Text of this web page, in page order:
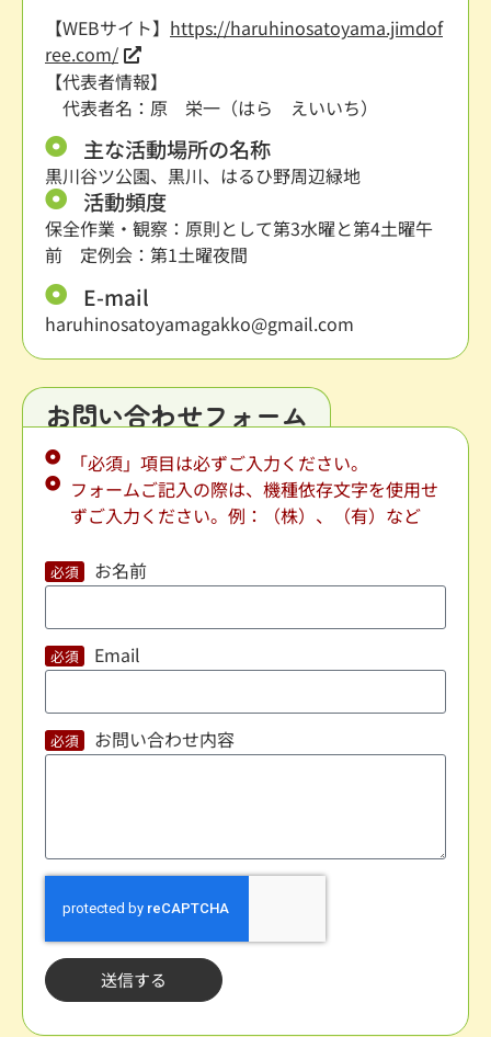
【WEBサイト】 https://haruhinosatoyama.jimdof
ree.com/
【代表者情報】
代表者名：原 栄一（はら えいいち）
主な活動場所の名称
黒川谷ツ公園、黒川、はるひ野周辺緑地
活動頻度
保全作業・観察：原則として第3水曜と第4土曜午
前 定例会：第1土曜夜間
E-mail
haruhinosatoyamagakko@gmail.com
お問い合わせフォーム
「必須」項目は必ずご入力ください。
フォームご記入の際は、機種依存文字を使用せ
ずご入力ください。例：（株）、（有）など
お名前
Email
お問い合わせ内容
送信する